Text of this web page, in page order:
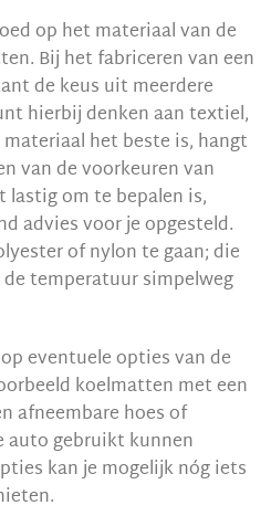
op het materiaal van de
Bij het fabriceren van een
de keus uit meerdere
hierbij denken aan textiel,
het beste is, hangt
van de voorkeuren van
lastig om te bepalen is,
advies voor je opgesteld.
of nylon te gaan; die
temperatuur simpelweg
eventuele opties van de
koelmatten met een
afneembare hoes of
auto gebruikt kunnen
kan je mogelijk nóg iets